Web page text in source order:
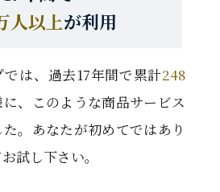
人以上が利用
は、過去17年間で累計248
、このような商品サービス
。あなたが初めてではあり
試し下さい。